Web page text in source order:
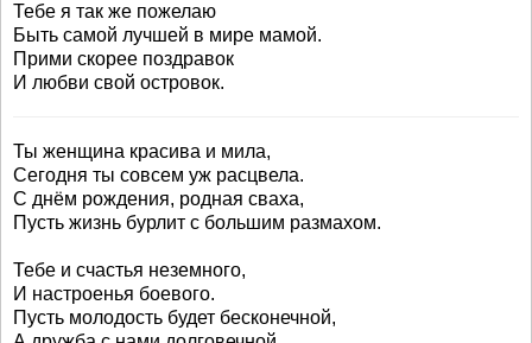
Тебе я так же пожелаю
Быть самой лучшей в мире мамой.
Прими скорее поздравок
И любви свой островок.
Ты женщина красива и мила,
Сегодня ты совсем уж расцвела.
С днём рождения, родная сваха,
Пусть жизнь бурлит с большим размахом.
Тебе и счастья неземного,
И настроенья боевого.
Пусть молодость будет бесконечной,